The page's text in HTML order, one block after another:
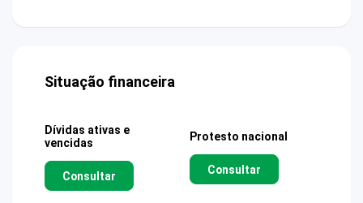
Situação financeira
Dívidas ativas e
vencidas
Consultar
Protesto nacional
Consultar